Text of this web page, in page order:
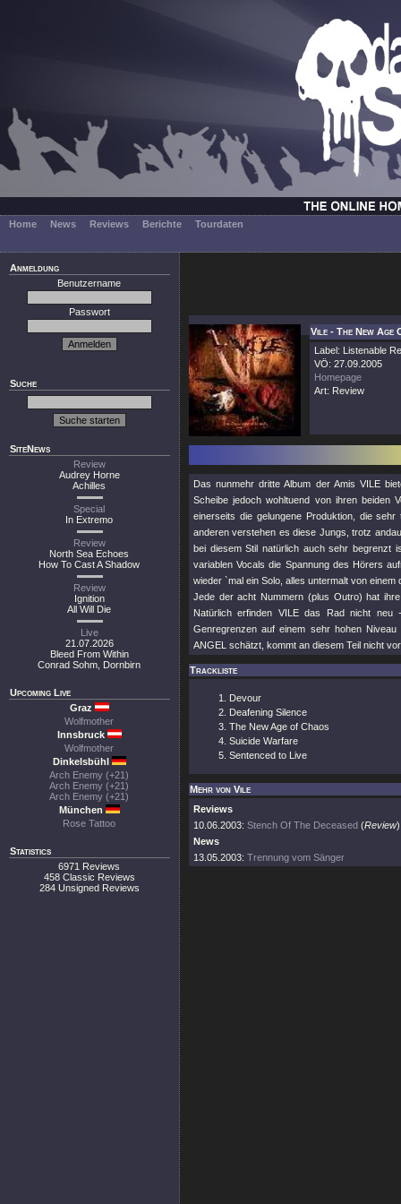
Home News Reviews Berichte Tourdaten
Anmeldung
Benutzername
Passwort
Suche
SiteNews
Review
Audrey Horne
Achilles
Special
In Extremo
Review
North Sea Echoes
How To Cast A Shadow
Review
Ignition
All Will Die
Live
21.07.2026
Bleed From Within
Conrad Sohm, Dornbirn
Upcoming Live
Graz
Wolfmother
Innsbruck
Wolfmother
Dinkelsbühl
Arch Enemy (+21)
Arch Enemy (+21)
Arch Enemy (+21)
München
Rose Tattoo
Statistics
6971 Reviews
458 Classic Reviews
284 Unsigned Reviews
Vile - The New Age
Label: Listenable
VÖ: 27.09.2005
Homepage
Art: Review
Das nunmehr dritte Album der Amis VILE
Scheibe jedoch wohltuend von ihren beiden
einerseits die gelungene Produktion, die
anderen verstehen es diese Jungs, trotz
bei diesem Stil natürlich auch sehr begrenzt
variablen Vocals die Spannung des Hörers
wieder `mal ein Solo, alles untermalt von
Jede der acht Nummern (plus Outro) hat
Natürlich erfinden VILE das Rad nicht
Genregrenzen auf einem sehr hohen
ANGEL schätzt, kommt an diesem Teil nicht
Trackliste
Devour
Deafening Silence
The New Age of Chaos
Suicide Warfare
Sentenced to Live
Mehr von Vile
Reviews
10.06.2003: Stench Of The Deceased (Review)
News
13.05.2003: Trennung vom Sänger